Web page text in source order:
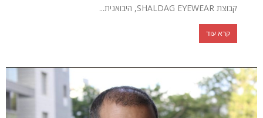
קבוצת SHALDAG EYEWEAR, היבואנית...
קרא עוד